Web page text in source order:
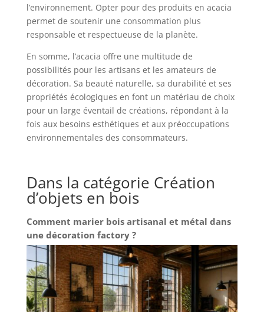
l’environnement. Opter pour des produits en acacia
permet de soutenir une consommation plus
responsable et respectueuse de la planète.
En somme, l’acacia offre une multitude de
possibilités pour les artisans et les amateurs de
décoration. Sa beauté naturelle, sa durabilité et ses
propriétés écologiques en font un matériau de choix
pour un large éventail de créations, répondant à la
fois aux besoins esthétiques et aux préoccupations
environnementales des consommateurs.
Dans la catégorie Création
d’objets en bois
Comment marier bois artisanal et métal dans
une décoration factory ?